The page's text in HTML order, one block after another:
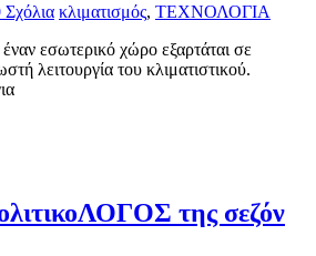
Σχόλια κλιματισμός, ΤΕΧΝΟΛΟΓΙΑ
εσωτερικό χώρο εξαρτάται σε
λειτουργία του κλιματιστικού.
της σεζόν